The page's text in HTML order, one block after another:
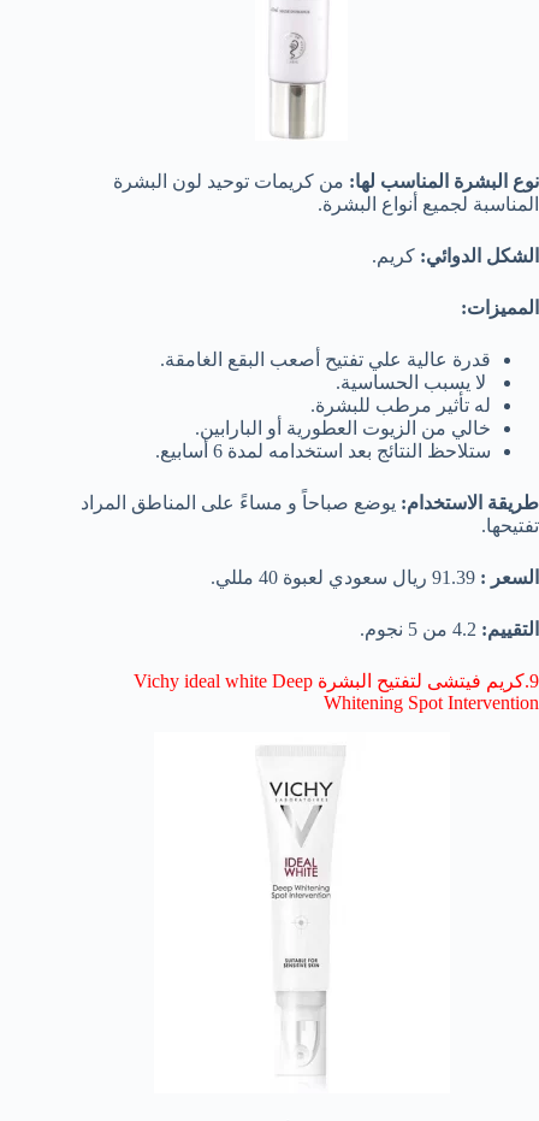
نوع البشرة المناسب لها: من كريمات توحيد لون البشرة
المناسبة لجميع أنواع البشرة.
الشكل الدوائي: كريم.
المميزات:
قدرة عالية علي تفتيح أصعب البقع الغامقة.
لا يسبب الحساسية.
له تأثير مرطب للبشرة.
خالي من الزيوت العطورية أو البارابين.
ستلاحظ النتائج بعد استخدامه لمدة 6 أسابيع.
طريقة الاستخدام: يوضع صباحاً و مساءً على المناطق المراد
تفتيحها.
السعر :
التقييم:
9.كريم فيتشى لتفتيح البشرة Vichy ideal white Deep
Whitening Spot Intervention